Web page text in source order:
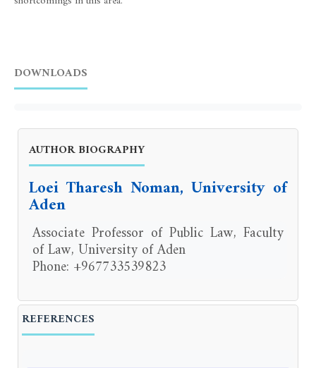
DOWNLOADS
AUTHOR BIOGRAPHY
Loei Tharesh Noman, University of
Aden
Associate Professor of Public Law, Faculty
of Law, University of Aden
Phone: +967733539823
REFERENCES